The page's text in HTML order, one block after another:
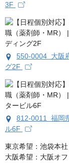
3F
550-0004 大阪
グ2F
812-0011 福岡
ル6F
東京希望：池袋本
大阪希望：大阪オ